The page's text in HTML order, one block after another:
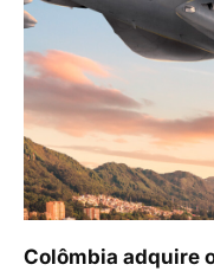
Colômbia adquire